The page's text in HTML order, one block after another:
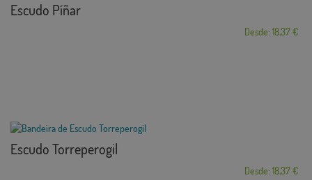
Escudo Píñar
Desde: 18,37 €
Escudo Torreperogil
Desde: 18,37 €